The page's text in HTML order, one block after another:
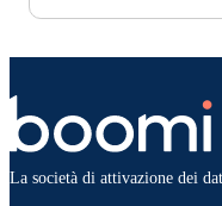
La società di attivazione dei